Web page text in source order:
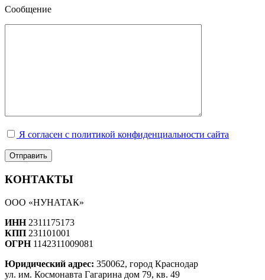
Сообщение
Я согласен с политикой конфиденциальности сайта
КОНТАКТЫ
ООО «НУНАТАК»
ИНН2311175173
КПП 231101001
ОГРН1142311009081
Юридический адрес: 350062, город Краснодар
ул. им. Космонавта Гагарина дом 79, кв. 49